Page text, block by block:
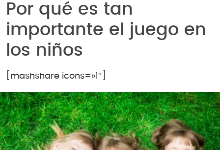
Por qué es tan
importante el juego en
los niños
[mashshare icons=»1″]